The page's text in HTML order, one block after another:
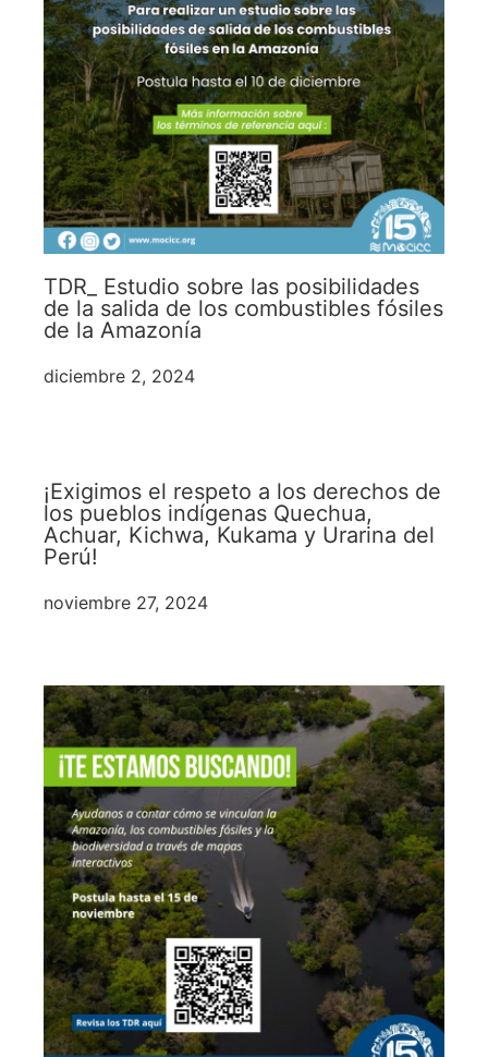
TDR_ Estudio sobre las posibilidades
de la salida de los combustibles fósiles
de la Amazonía
diciembre 2, 2024
¡Exigimos el respeto a los derechos de
los pueblos indígenas Quechua,
Achuar, Kichwa, Kukama y Urarina del
Perú!
noviembre 27, 2024